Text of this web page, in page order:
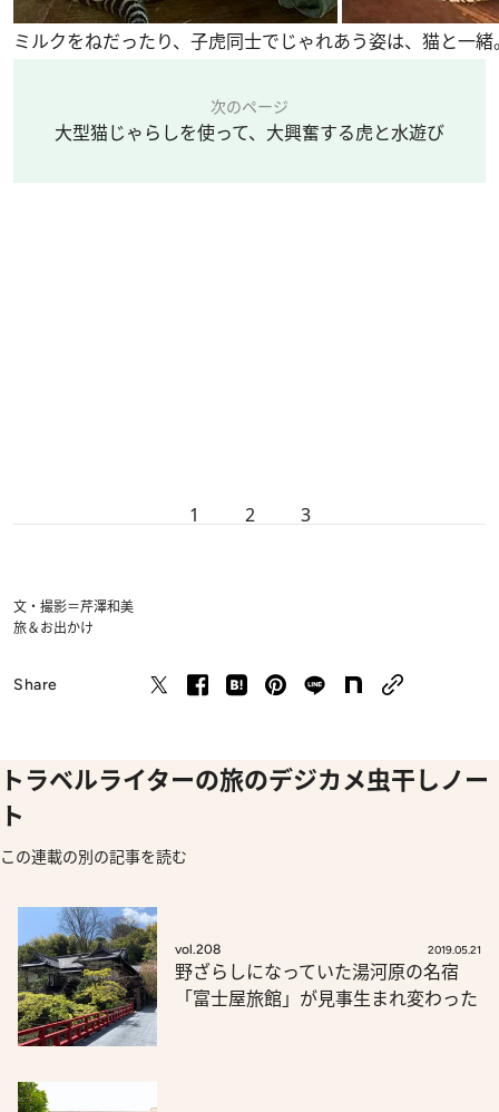
ミルクをねだったり、子虎同士でじゃれあう姿は、猫と一緒
次のページ
大型猫じゃらしを使って、大興奮する虎と水遊び
1 2 3
文・撮影＝芹澤和美
旅＆お出かけ
Share
トラベルライターの旅のデジカメ虫干しノー
ト
この連載の別の記事を読む
vol.208 2019.05.21
野ざらしになっていた湯河原の名宿
「富士屋旅館」が見事生まれ変わった